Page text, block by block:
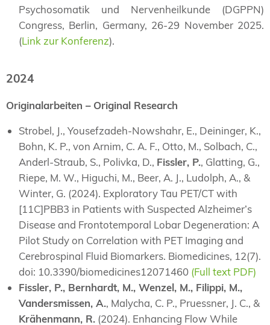
Psychosomatik und Nervenheilkunde
(DGPPN)
Congress, Berlin, Germany, 26-29 November 2025.
(Link zur Konferenz).
2024
Originalarbeiten – Original Research
Strobel, J., Yousefzadeh-Nowshahr, E., Deininger, K.,
Bohn, K. P., von Arnim, C. A. F., Otto, M., Solbach, C.,
Anderl-Straub, S., Polivka, D., Fissler, P., Glatting, G.,
Riepe, M. W., Higuchi, M., Beer, A. J., Ludolph, A., &
Winter, G. (2024). Exploratory Tau PET/CT with
[11C]PBB3 in Patients with Suspected Alzheimer’s
Disease and Frontotemporal Lobar Degeneration: A
Pilot Study on Correlation with PET Imaging and
Cerebrospinal Fluid Biomarkers. Biomedicines, 12(7).
doi: 10.3390/biomedicines12071460 (Full text PDF)
Fissler, P., Bernhardt, M., Wenzel, M., Filippi, M.,
Vandersmissen, A., Malycha, C. P., Pruessner, J. C., &
Krähenmann, R. (2024). Enhancing Flow While